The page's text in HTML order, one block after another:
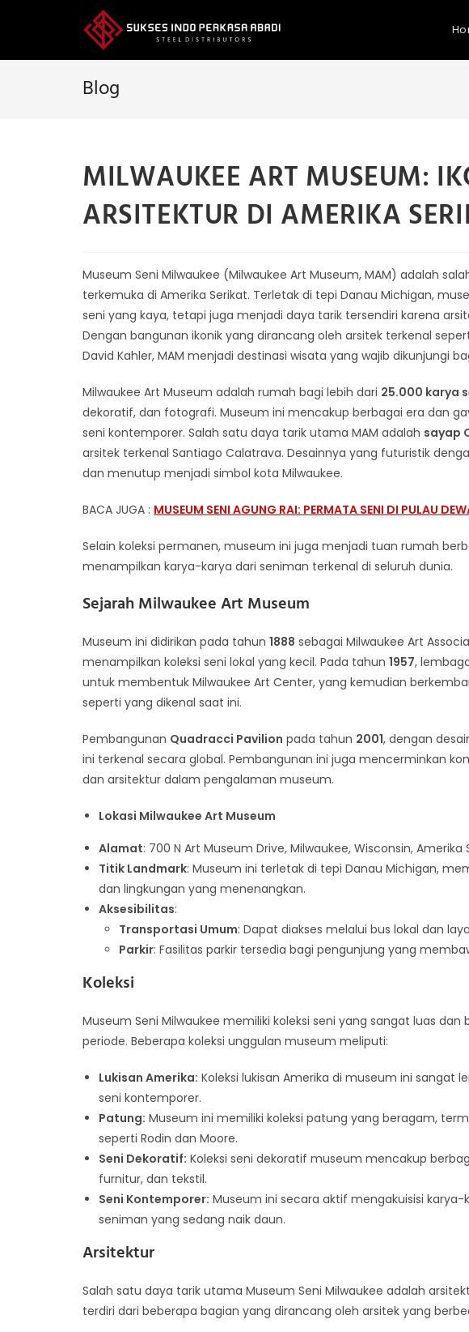
Blog
MILWAUKEE ART MUSEUM:
ARSITEKTUR DI AMERIKA
Museum Seni Milwaukee (Milwaukee Art Museum, MAM) adalah
terkemuka di Amerika Serikat. Terletak di tepi Danau Michigan,
seni yang kaya, tetapi juga menjadi daya tarik tersendiri karena
Dengan bangunan ikonik yang dirancang oleh arsitek terkenal
David Kahler, MAM menjadi destinasi wisata yang wajib dikunjungi
Milwaukee Art Museum adalah rumah bagi lebih dari 25.000 karya
dekoratif, dan fotografi. Museum ini mencakup berbagai era dan
seni kontemporer. Salah satu daya tarik utama MAM adalah sayap
arsitek terkenal Santiago Calatrava. Desainnya yang futuristik
dan menutup menjadi simbol kota Milwaukee.
BACA JUGA : MUSEUM SENI AGUNG RAI: PERMATA SENI DI PULAU
Selain koleksi permanen, museum ini juga menjadi tuan rumah
menampilkan karya-karya dari seniman terkenal di seluruh dunia.
Sejarah Milwaukee Art Museum
Museum ini didirikan pada tahun 1888 sebagai Milwaukee Art
menampilkan koleksi seni lokal yang kecil. Pada tahun 1957,
untuk membentuk Milwaukee Art Center, yang kemudian
seperti yang dikenal saat ini.
Pembangunan Quadracci Pavilion pada tahun 2001, dengan
ini terkenal secara global. Pembangunan ini juga mencerminkan
dan arsitektur dalam pengalaman museum.
Lokasi Milwaukee Art Museum
Alamat: 700 N Art Museum Drive, Milwaukee, Wisconsin, Amerika
Titik Landmark: Museum ini terletak di tepi Danau Michigan,
dan lingkungan yang menenangkan.
Aksesibilitas:
Transportasi Umum: Dapat diakses melalui bus lokal dan
Parkir: Fasilitas parkir tersedia bagi pengunjung yang
Koleksi
Museum Seni Milwaukee memiliki koleksi seni yang sangat luas
periode. Beberapa koleksi unggulan museum meliputi:
Lukisan Amerika: Koleksi lukisan Amerika di museum ini sangat
seni kontemporer.
Patung: Museum ini memiliki koleksi patung yang beragam,
seperti Rodin dan Moore.
Seni Dekoratif: Koleksi seni dekoratif museum mencakup
furnitur, dan tekstil.
Seni Kontemporer: Museum ini secara aktif mengakuisisi
seniman yang sedang naik daun.
Arsitektur
Salah satu daya tarik utama Museum Seni Milwaukee adalah
terdiri dari beberapa bagian yang dirancang oleh arsitek yang